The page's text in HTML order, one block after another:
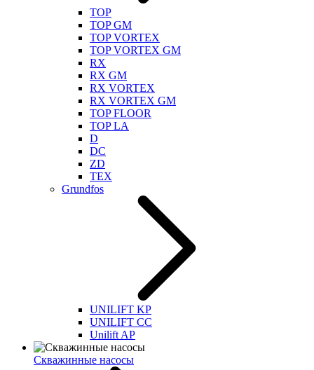
TOP
TOP GM
TOP VORTEX
TOP VORTEX GM
RX
RX GM
RX VORTEX
RX VORTEX GM
TOP FLOOR
TOP LA
D
DC
ZD
TEX
Grundfos
UNILIFT KP
UNILIFT CC
Unilift AP
Скважинные насосы